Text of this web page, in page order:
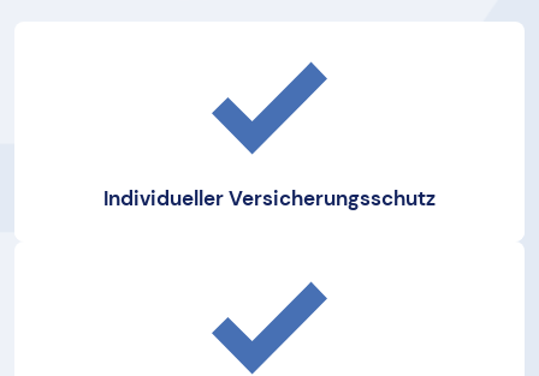
Individueller Versicherungsschutz